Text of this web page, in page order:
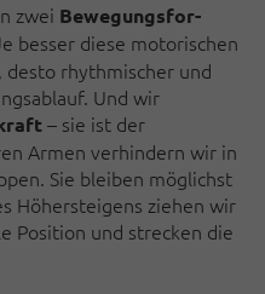
zwei Bewegungs­for­
besser diese mo­to­ri­schen
rhythmischer und
Und wir
– sie ist der
Armen verhindern wir in
Sie bleiben möglichst
Höher­steigens ziehen wir
Position und strecken die